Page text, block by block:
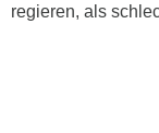
regieren, als